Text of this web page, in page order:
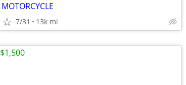
MOTORCYCLE
7/31 13k mi
$1,500